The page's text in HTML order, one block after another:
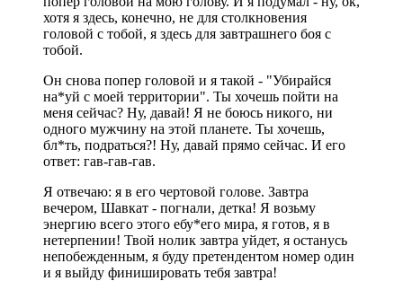
хотя я здесь, конечно, не для столкновения
головой с тобой, я здесь для завтрашнего боя с
тобой.
Он снова попер головой и я такой - "Убирайся
на*уй с моей территории". Ты хочешь пойти на
меня сейчас? Ну, давай! Я не боюсь никого, ни
одного мужчину на этой планете. Ты хочешь,
бл*ть, подраться?! Ну, давай прямо сейчас. И его
ответ: гав-гав-гав.
Я отвечаю: я в его чертовой голове. Завтра
вечером, Шавкат - погнали, детка! Я возьму
энергию всего этого ебу*его мира, я готов, я в
нетерпении! Твой нолик завтра уйдет, я останусь
непобежденным, я буду претендентом номер один
и я выйду финишировать тебя завтра!